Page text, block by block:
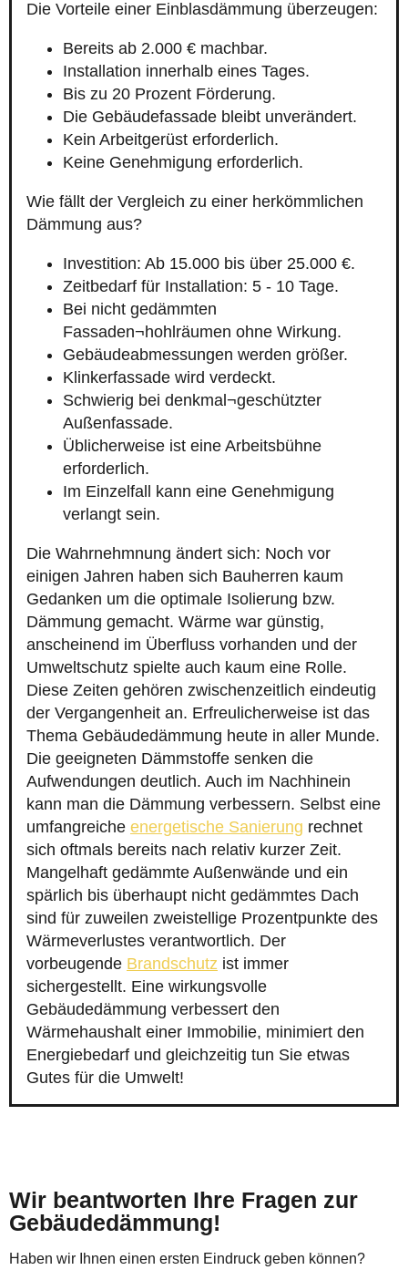
Die Vorteile einer Einblasdämmung überzeugen:
Bereits ab 2.000 € machbar.
Installation innerhalb eines Tages.
Bis zu 20 Prozent Förderung.
Die Gebäudefassade bleibt unverändert.
Kein Arbeitgerüst erforderlich.
Keine Genehmigung erforderlich.
Wie fällt der Vergleich zu einer herkömmlichen
Dämmung aus?
Investition: Ab 15.000 bis über 25.000 €.
Zeitbedarf für Installation: 5 - 10 Tage.
Bei nicht gedämmten
Fassaden¬hohlräumen ohne Wirkung.
Gebäudeabmessungen werden größer.
Klinkerfassade wird verdeckt.
Schwierig bei denkmal¬geschützter
Außenfassade.
Üblicherweise ist eine Arbeitsbühne
erforderlich.
Im Einzelfall kann eine Genehmigung
verlangt sein.
Die Wahrnehmnung ändert sich: Noch vor
einigen Jahren haben sich Bauherren kaum
Gedanken um die optimale Isolierung bzw.
Dämmung gemacht. Wärme war günstig,
anscheinend im Überfluss vorhanden und der
Umweltschutz spielte auch kaum eine Rolle.
Diese Zeiten gehören zwischenzeitlich eindeutig
der Vergangenheit an. Erfreulicherweise ist das
Thema Gebäudedämmung heute in aller Munde.
Die geeigneten Dämmstoffe senken die
Aufwendungen deutlich. Auch im Nachhinein
kann man die Dämmung verbessern. Selbst eine
umfangreiche energetische Sanierung rechnet
sich oftmals bereits nach relativ kurzer Zeit.
Mangelhaft gedämmte Außenwände und ein
spärlich bis überhaupt nicht gedämmtes Dach
sind für zuweilen zweistellige Prozentpunkte des
Wärmeverlustes verantwortlich. Der
vorbeugende Brandschutz ist immer
sichergestellt. Eine wirkungsvolle
Gebäudedämmung verbessert den
Wärmehaushalt einer Immobilie, minimiert den
Energiebedarf und gleichzeitig tun Sie etwas
Gutes für die Umwelt!
Wir beantworten Ihre Fragen zur
Gebäudedämmung!
Haben wir Ihnen einen ersten Eindruck geben können?